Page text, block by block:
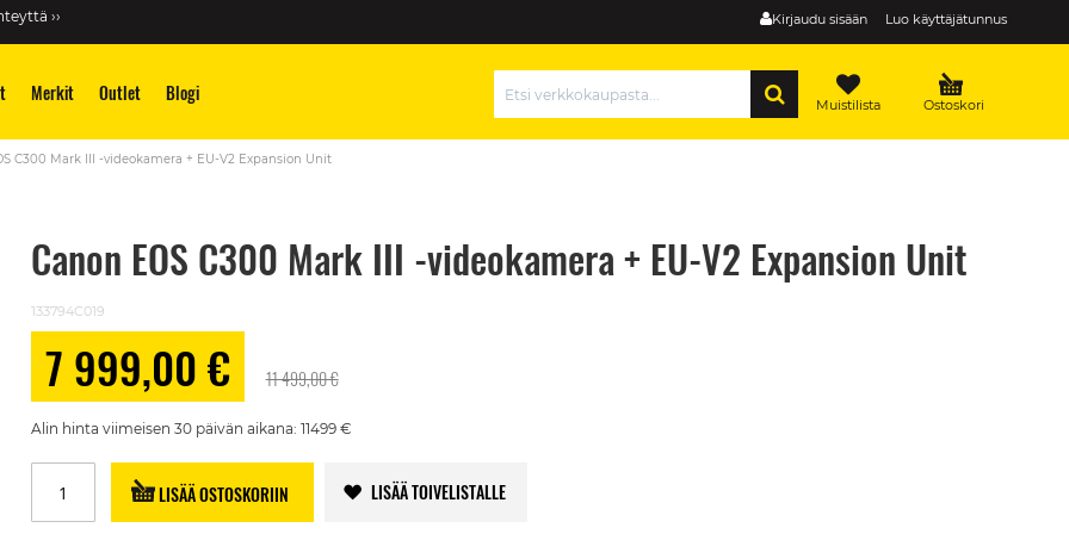
Kirjaudu sisään Luo käyttäjätunnus
››
Merkit Outlet Blogi Ostoskori
Muistilista
C300 Mark III -videokamera + EU-V2 Expansion Unit
Canon EOS C300 Mark III -videokamera + EU-V2 Expansion Unit
133794C019
Alennushinta
7 999,00 € 11 499,00 €
Alin hinta viimeisen 30 päivän aikana: 11499 €
LISÄÄ OSTOSKORIIN LISÄÄ TOIVELISTALLE